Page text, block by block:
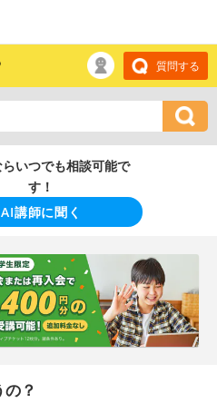
質問する
いつでも相談可能で
す！
AI講師に聞く
？